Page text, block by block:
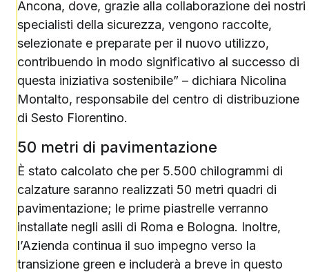
Ancona, dove, grazie alla collaborazione dei nostri
specialisti della sicurezza, vengono raccolte,
selezionate e preparate per il nuovo utilizzo,
contribuendo in modo significativo al successo di
questa iniziativa sostenibile” – dichiara Nicolina
Montalto, responsabile del centro di distribuzione
di Sesto Fiorentino.
50 metri di pavimentazione
È stato calcolato che per 5.500 chilogrammi di
calzature saranno realizzati 50 metri quadri di
pavimentazione; le prime piastrelle verranno
installate negli asili di Roma e Bologna. Inoltre,
l’Azienda continua il suo impegno verso la
transizione green e includerà a breve in questo